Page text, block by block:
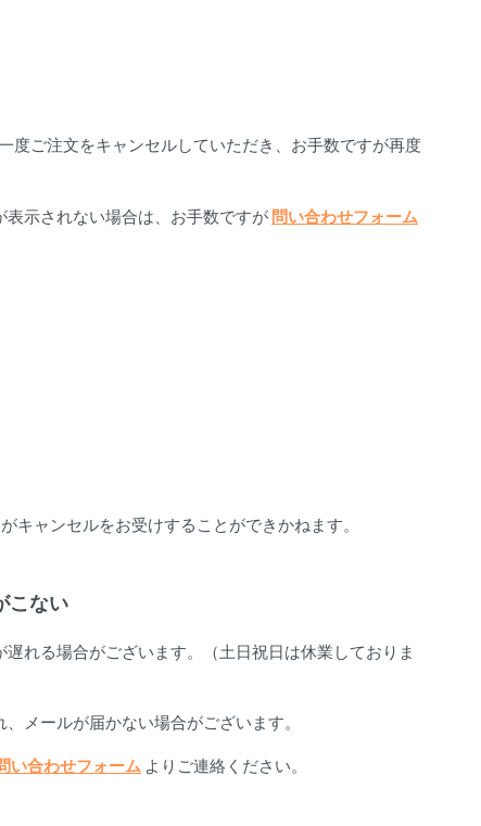
度ご注文をキャンセルしていただき、お手数ですが再度
表示されない場合は、お手数ですが問い合わせフォーム
ャンセルをお受けすることができかねます。
こない
れる場合がございます。（土日祝日は休業しておりま
メールが届かない場合がございます。
い合わせフォーム よりご連絡ください。